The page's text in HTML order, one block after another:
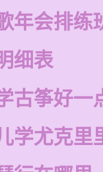
年会排练
细表
古筝好一
学尤克里